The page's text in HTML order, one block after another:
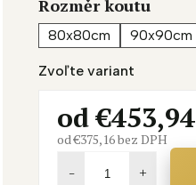
Zvoľte variant
Rozměr koutu
80x80cm 90x90cm
0,0
5
hviezdičiek.
od€453,94
od€375,16bez DPH